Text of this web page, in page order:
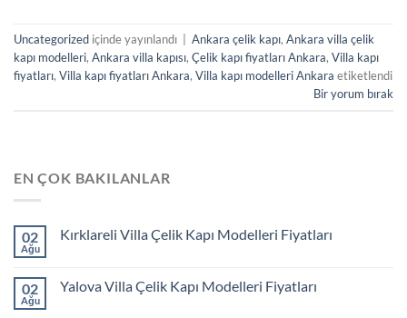
Uncategorized içinde yayınlandı Ankara çelik kapı, Ankara villa çelik
kapı modelleri, Ankara villa kapısı, Çelik kapı fiyatları Ankara, Villa kapı
fiyatları, Villa kapı fiyatları Ankara, Villa kapı modelleri Ankara etiketlendi
Bir yorum bırak
EN ÇOK BAKILANLAR
02
Ağu
Kırklareli Villa Çelik Kapı Modelleri Fiyatları
02
Ağu
Yalova Villa Çelik Kapı Modelleri Fiyatları